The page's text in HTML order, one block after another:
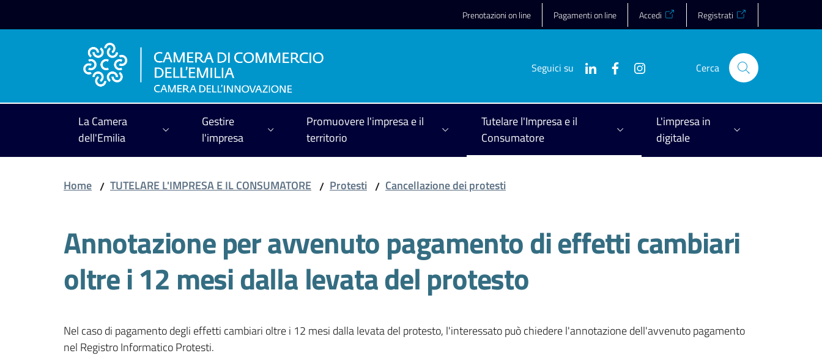
Prenotazioni on line Pagamenti on line Accedi Registrati
Seguici su Cerca
La Camera
dell'Emilia
Gestire
l'impresa
Promuovere l'impresa e il
territorio
Tutelare l'Impresa e il
Consumatore
L'impresa in
digitale
Home / TUTELARE L'IMPRESA E IL CONSUMATORE / Protesti / Cancellazione dei protesti
Annotazione per avvenuto pagamento di effetti cambiari
oltre i 12 mesi dalla levata del protesto
Nel caso di pagamento degli effetti cambiari oltre i 12 mesi dalla levata del protesto, l'interessato può chiedere l'annotazione dell'avvenuto pagamento
nel Registro Informatico Protesti.